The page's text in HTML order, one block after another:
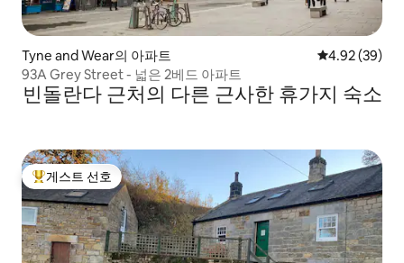
Tyne and Wear의 아파트 평점 4.92점(5
4.92 (39)
93A Grey Street - 넓은 2베드 아파트
빈돌란다 근처의 다른 근사한 휴가지 숙소
상위 게스트 선호
게스트 선호